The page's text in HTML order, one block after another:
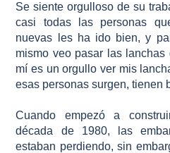
Se siente orgulloso de su
casi todas las personas
nuevas les ha ido bien, y
mismo veo pasar las
mí es un orgullo ver mis
esas personas surgen, tienen
Cuando empezó a
década de 1980, las
estaban perdiendo, sin